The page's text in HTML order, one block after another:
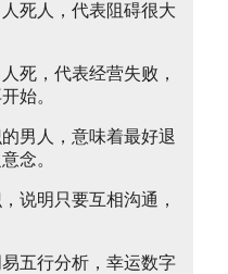
死人，代表阻碍很大
死，代表经营失败，
始。
男人，意味着最好退
念。
说明只要互相沟通，
五行分析，幸运数字